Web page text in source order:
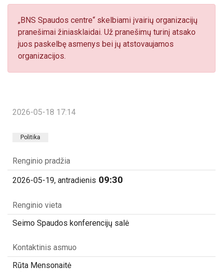
„BNS Spaudos centre“ skelbiami įvairių organizacijų
pranešimai žiniasklaidai. Už pranešimų turinį atsako
juos paskelbę asmenys bei jų atstovaujamos
organizacijos.
2026-05-18 17:14
Politika
Renginio pradžia
2026-05-19, antradienis 09:30
Renginio vieta
Seimo Spaudos konferencijų salė
Kontaktinis asmuo
Rūta Mensonaitė